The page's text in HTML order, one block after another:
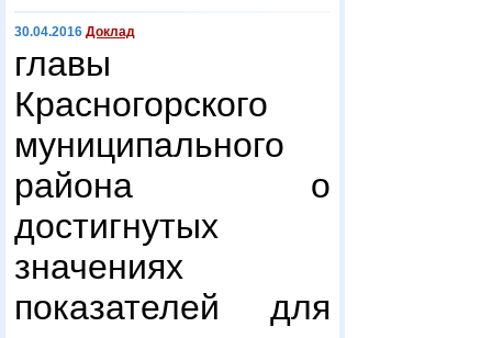
30.04.2016 Доклад
главы
Красногорского
муниципального
района о
достигнутых
значениях
показателей для